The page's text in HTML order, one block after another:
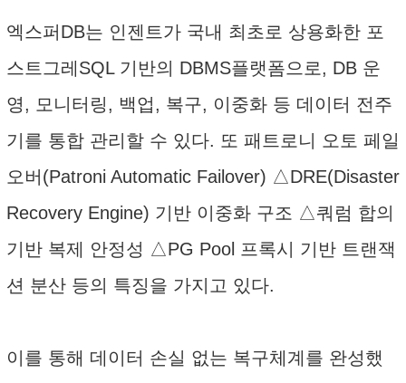
엑스퍼DB는 인젠트가 국내 최초로 상용화한 포
스트그레SQL 기반의 DBMS플랫폼으로, DB 운
영, 모니터링, 백업, 복구, 이중화 등 데이터 전주
기를 통합 관리할 수 있다. 또 패트로니 오토 페일
오버(Patroni Automatic Failover) △DRE(Disaster
Recovery Engine) 기반 이중화 구조 △쿼럼 합의
기반 복제 안정성 △PG Pool 프록시 기반 트랜잭
션 분산 등의 특징을 가지고 있다.
이를 통해 데이터 손실 없는 복구체계를 완성했